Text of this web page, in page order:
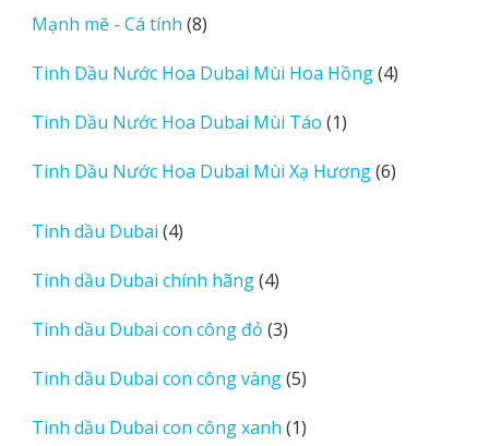
Mạnh mẽ - Cá tính 88
phẩm
Tinh Dầu Nước Hoa Dubai Mùi Hoa Hồng 44
Tinh Dầu Nước Hoa Dubai Mùi Táo 11
phẩm
Tinh Dầu Nước Hoa Dubai Mùi Xạ Hương 66
Tinh dầu Dubai 44
phẩm
Tinh dầu Dubai chính hãng 44
phẩm
Tinh dầu Dubai con công đỏ 33
phẩm
Tinh dầu Dubai con công vàng 55
phẩm
Tinh dầu Dubai con công xanh 11